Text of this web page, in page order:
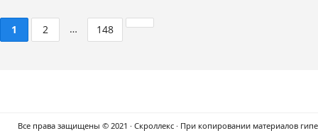
1 2 … 148
Все права защищены © 2021 · Скроллекс · При копировании материалов